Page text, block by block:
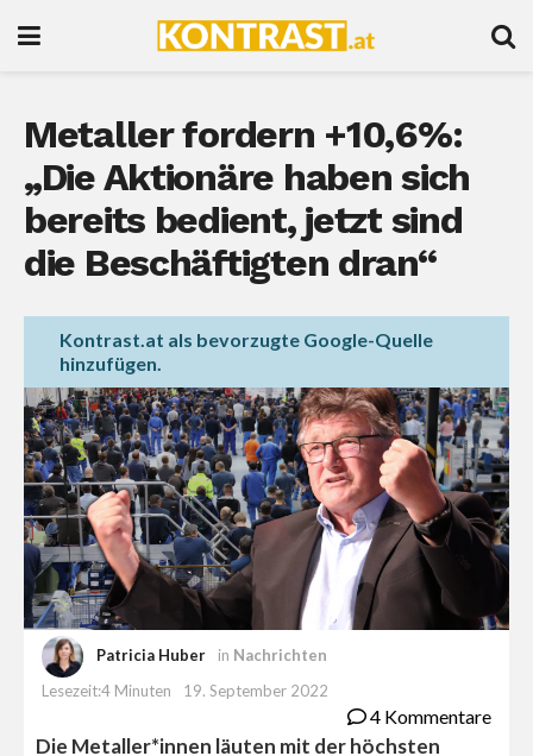
Metaller fordern +10,6%:
„Die Aktionäre haben sich
bereits bedient, jetzt sind
die Beschäftigten dran“
Kontrast.at als bevorzugte Google-Quelle
hinzufügen.
Patricia Huber in Nachrichten
Lesezeit:4 Minuten
19. September 2022
4 Kommentare
Die Metaller*innen läuten mit der höchsten